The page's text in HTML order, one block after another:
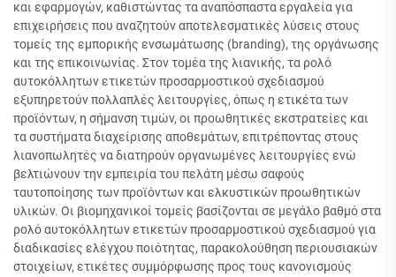
και εφαρμογών, καθιστώντας τα αναπόσπαστα εργαλεία για
επιχειρήσεις που αναζητούν αποτελεσματικές λύσεις στους
τομείς της εμπορικής ενσωμάτωσης (branding), της οργάνωσης
και της επικοινωνίας. Στον τομέα της λιανικής, τα ρολό
αυτοκόλλητων ετικετών προσαρμοστικού σχεδιασμού
εξυπηρετούν πολλαπλές λειτουργίες, όπως η ετικέτα των
προϊόντων, η σήμανση τιμών, οι προωθητικές εκστρατείες και
τα συστήματα διαχείρισης αποθεμάτων, επιτρέποντας στους
λιανοπωλητές να διατηρούν οργανωμένες λειτουργίες ενώ
βελτιώνουν την εμπειρία του πελάτη μέσω σαφούς
ταυτοποίησης των προϊόντων και ελκυστικών προωθητικών
υλικών. Οι βιομηχανικοί τομείς βασίζονται σε μεγάλο βαθμό στα
ρολό αυτοκόλλητων ετικετών προσαρμοστικού σχεδιασμού για
διαδικασίες ελέγχου ποιότητας, παρακολούθηση περιουσιακών
στοιχείων, ετικέτες συμμόρφωσης προς τους κανονισμούς